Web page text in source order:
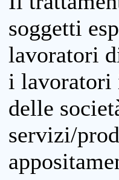
soggetti
lavoratori
i lavoratori
delle
servizi/